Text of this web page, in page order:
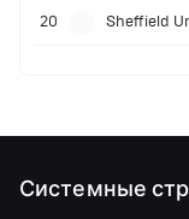
20 Sheffield
Системные